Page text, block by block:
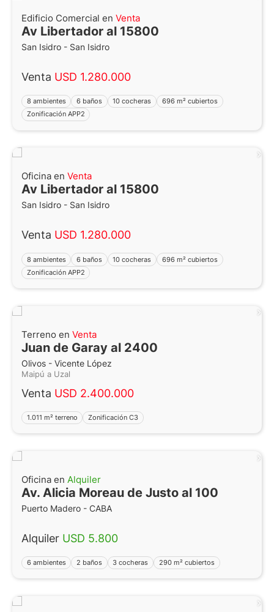
Edificio Comercial en Venta
Av Libertador al 15800
San Isidro - San Isidro
Venta USD 1.280.000
8 ambientes 6 baños 10 cocheras
696 m² cubiertos
Zonificación APP2
Oficina en Venta
Av Libertador al 15800
San Isidro - San Isidro
Venta USD 1.280.000
8 ambientes 6 baños 10 cocheras
696 m² cubiertos
Zonificación APP2
Terreno en Venta
Juan de Garay al 2400
Olivos - Vicente López
Maipú a Uzal
Venta USD 2.400.000
1.011 m² terreno Zonificación C3
Oficina en Alquiler
Av. Alicia Moreau de Justo al 100
Puerto Madero - CABA
Alquiler USD 5.800
6 ambientes 2 baños 3 cocheras 290 m² cubiertos